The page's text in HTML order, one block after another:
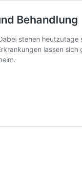
Behandlung
stehen
lassen